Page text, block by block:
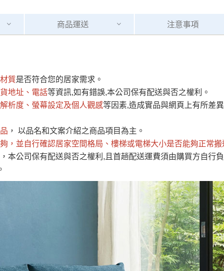
商品運送 注意事項
質是否符合您的居家需求。
地址、電話等資訊,如有錯誤,本公司保有配送與否之權利。
析度、螢幕設定及個人觀感等因素,造成實品與網頁上有所差
， 以品名和文案介紹之商品項目為主。
，並自行確認居家空間格局、 樓梯或電梯大小是否能夠正常搬
本公司保有配送與否之權利,且首趟配送運費須由購買方自行負
運 費 說 明
免 運 費
復
峨眉鄉、五峰鄉、
鄉、寶山鄉山區、
關西
雙溪、貢寮、烏
更新，如有需要購買商品，請於出發前來電或到「官方Line客
金額」。
有權取消訂單。
我們客服會與您電話聯絡或E-Mail通知確認訂單。
）
未詢問下單後無現貨我們客服會再來電或E-Mail與您聯絡
→
南至苗栗，偏遠地區恕無法提供運送 (詳見運送規章)。
開放，如因特殊地型限制(山區、鄉、鎮、村)、樓梯太小、無
賣家無提供吊掛服務，若需以吊車或其他的吊掛方式吊運，費
依評論高至低排列 依評論低至高排列 只顯示附上